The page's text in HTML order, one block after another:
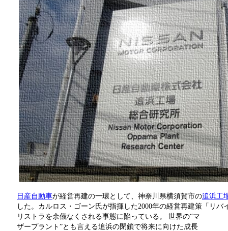
日産自動車が経営再建の一環として、神奈川県横須賀市の追浜工
した。カルロス・ゴーン氏が指揮した2000年の経営再建策「リ
リストラを余儀なくされる事態に陥っている。 世界の“マ
ザープラント”とも言える追浜の閉鎖で将来に向けた成長